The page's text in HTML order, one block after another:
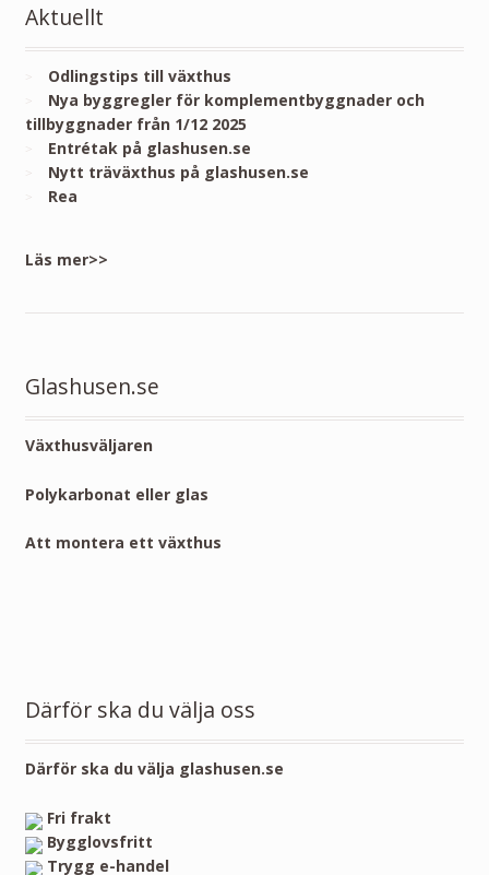
Aktuellt
Odlingstips till växthus
Nya byggregler för komplementbyggnader och
tillbyggnader från 1/12 2025
Entrétak på glashusen.se
Nytt träväxthus på glashusen.se
Rea
Läs mer>>
Glashusen.se
Växthusväljaren
Polykarbonat eller glas
Att montera ett växthus
Därför ska du välja oss
Därför ska du välja glashusen.se
Fri frakt
Bygglovsfritt
Trygg e-handel